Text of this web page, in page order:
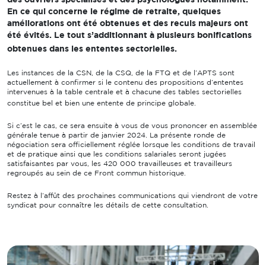
En ce qui concerne le régime de retraite, quelques
améliorations ont été obtenues et des reculs majeurs ont
été évités. Le tout s’additionnant à plusieurs bonifications
obtenues dans les ententes sectorielles.
Les instances de la CSN, de la CSQ, de la FTQ et de l’APTS sont
actuellement à confirmer si le contenu des propositions d’ententes
intervenues à la table centrale et à chacune des tables sectorielles
constitue bel et bien une entente de principe globale.
Si c’est le cas, ce sera ensuite à vous de vous prononcer en assemblée
générale tenue à partir de janvier 2024. La présente ronde de
négociation sera officiellement réglée lorsque les conditions de travail
et de pratique ainsi que les conditions salariales seront jugées
satisfaisantes par vous, les 420 000 travailleuses et travailleurs
regroupés au sein de ce Front commun historique.
Restez à l’affût des prochaines communications qui viendront de votre
syndicat pour connaître les détails de cette consultation.